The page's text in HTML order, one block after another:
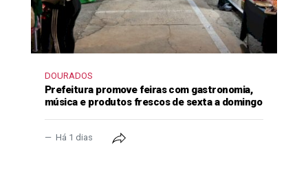
DOURADOS
Prefeitura promove feiras com gastronomia,
música e produtos frescos de sexta a domingo
Há 1 dias